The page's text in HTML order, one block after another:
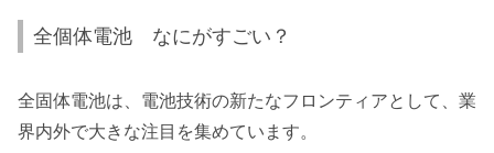
全個体電池 なにがすごい？
全固体電池は、電池技術の新たなフロンティアとして、業
界内外で大きな注目を集めています。